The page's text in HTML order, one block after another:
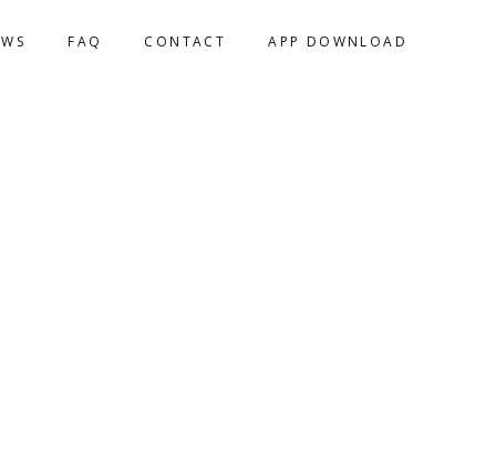
FAQ CONTACT APP DOWNLOAD